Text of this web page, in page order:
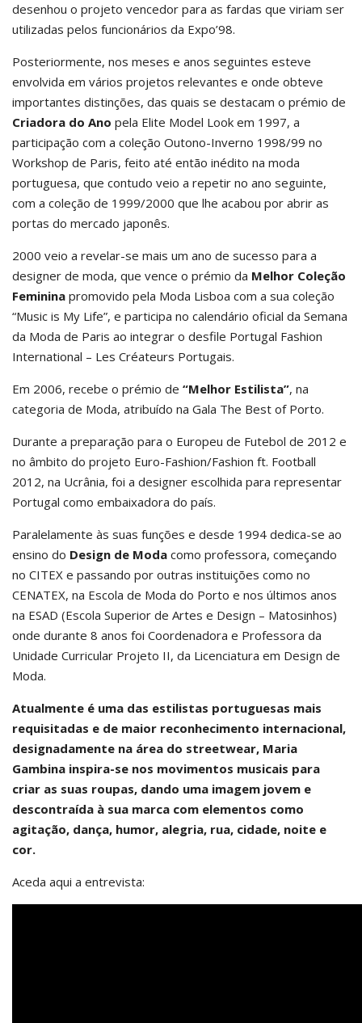
desenhou o projeto vencedor para as fardas que viriam ser
utilizadas pelos funcionários da Expo’98.
Posteriormente, nos meses e anos seguintes esteve
envolvida em vários projetos relevantes e onde obteve
importantes distinções, das quais se destacam o prémio de
Criadora do Ano pela Elite Model Look em 1997, a
participação com a coleção Outono-Inverno 1998/99 no
Workshop de Paris, feito até então inédito na moda
portuguesa, que contudo veio a repetir no ano seguinte,
com a coleção de 1999/2000 que lhe acabou por abrir as
portas do mercado japonês.
2000 veio a revelar-se mais um ano de sucesso para a
designer de moda, que vence o prémio da Melhor Coleção
Feminina promovido pela Moda Lisboa com a sua coleção
“Music is My Life”, e participa no calendário oficial da Semana
da Moda de Paris ao integrar o desfile Portugal Fashion
International – Les Créateurs Portugais.
Em 2006, recebe o prémio de “Melhor Estilista”, na
categoria de Moda, atribuído na Gala The Best of Porto.
Durante a preparação para o Europeu de Futebol de 2012 e
no âmbito do projeto Euro-Fashion/Fashion ft. Football
2012, na Ucrânia, foi a designer escolhida para representar
Portugal como embaixadora do país.
Paralelamente às suas funções e desde 1994 dedica-se ao
ensino do Design de Moda como professora, começando
no CITEX e passando por outras instituições como no
CENATEX, na Escola de Moda do Porto e nos últimos anos
na ESAD (Escola Superior de Artes e Design – Matosinhos)
onde durante 8 anos foi Coordenadora e Professora da
Unidade Curricular Projeto II, da Licenciatura em Design de
Moda.
Atualmente é uma das estilistas portuguesas mais
requisitadas e de maior reconhecimento internacional,
designadamente na área do streetwear, Maria
Gambina inspira-se nos movimentos musicais para
criar as suas roupas, dando uma imagem jovem e
descontraída à sua marca com elementos como
agitação, dança, humor, alegria, rua, cidade, noite e
cor.
Aceda aqui a entrevista: